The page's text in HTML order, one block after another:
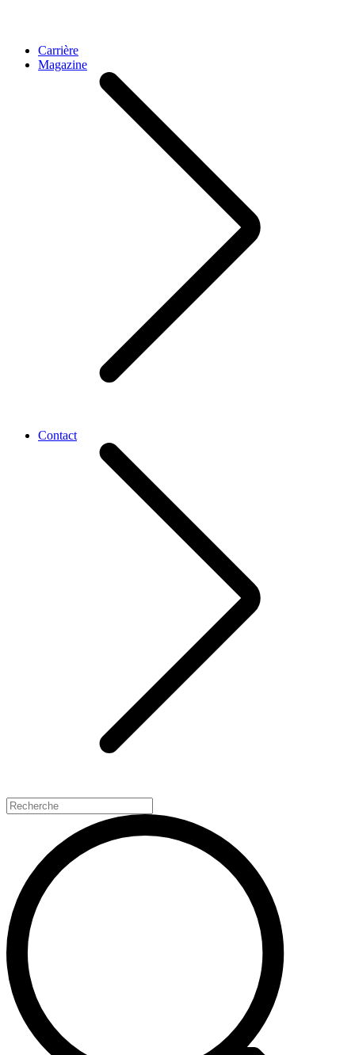
Carrière
Magazine
Contact